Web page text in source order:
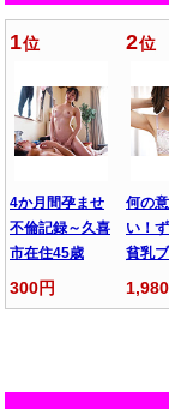
1位
4か月間孕ませ
不倫記録～久喜
市在住45歳
300円
2位
何の
い！
貧乳